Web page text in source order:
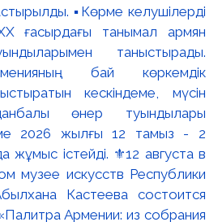
▪️Көрме келушілерді
ғасырдағы танымал армян
таныстырады.
бай көркемдік
кескіндеме, мүсін
өнер туындылары
2026 жылғы 12 тамыз - 2
жұмыс істейді. ⚜️12 августа в
музее искусств Республики
Кастеева состоится
Армении: из собрания